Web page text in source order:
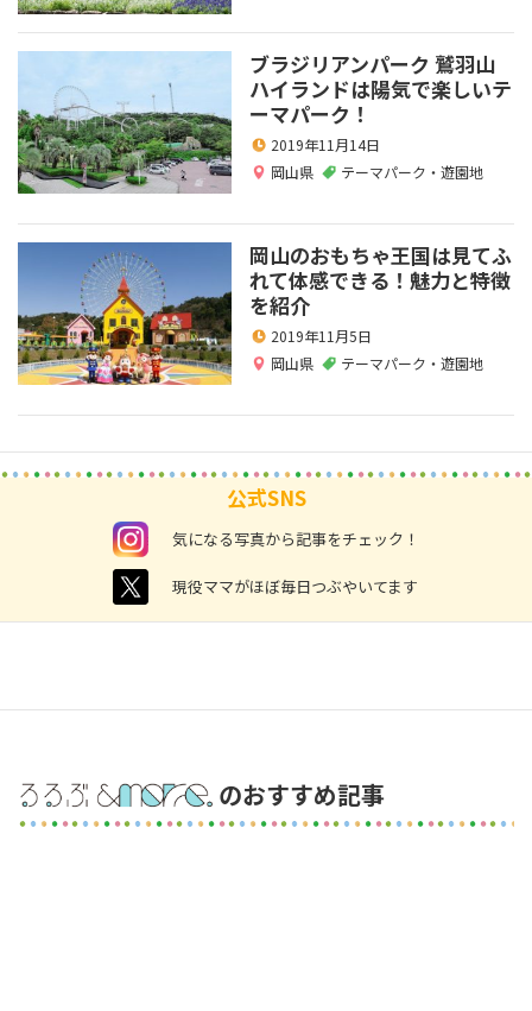
ブラジリアンパーク 鷲羽山
ハイランドは陽気で楽しいテ
ーマパーク！
2019年11月14日
岡山県
テーマパーク・遊園地
岡山のおもちゃ王国は見てふ
れて体感できる！魅力と特徴
を紹介
2019年11月5日
岡山県
テーマパーク・遊園地
公式SNS
instagram 気になる写真から記事をチェック！
twitter 現役ママがほぼ毎日つぶやいてます
のおすすめ記事